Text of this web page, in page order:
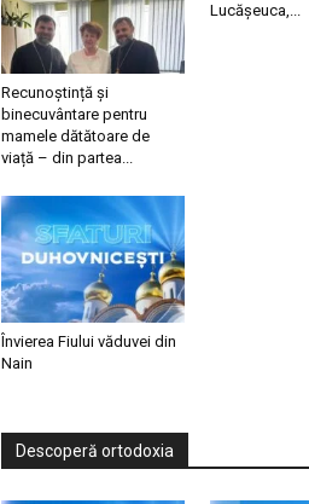
Recunoștință și
binecuvântare pentru
mamele dătătoare de
viață – din partea...
Lucășeuca,...
Învierea Fiului văduvei din
Nain
Descoperă ortodoxia